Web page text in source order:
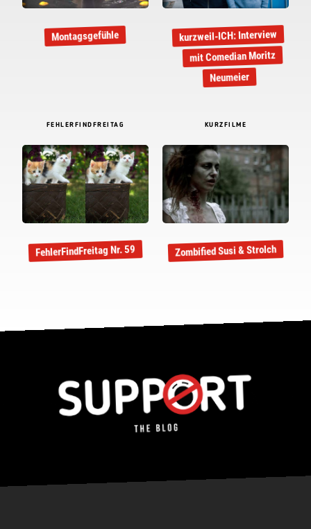
Montagsgefühle kurzweil-ICH: Interview
mit Comedian Moritz
Neumeier
FEHLERFINDFREITAG
FehlerFindFreitag Nr. 59
KURZFILME
Zombified Susi & Strolch